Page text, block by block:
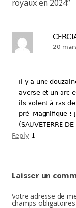
royaux en 2024”
20
Il y a une
averse et un arc
ils volent à ras
pré. Magnifique !
(SAUVETERRE
Reply ↓
Laisser un
Votre adresse de
champs